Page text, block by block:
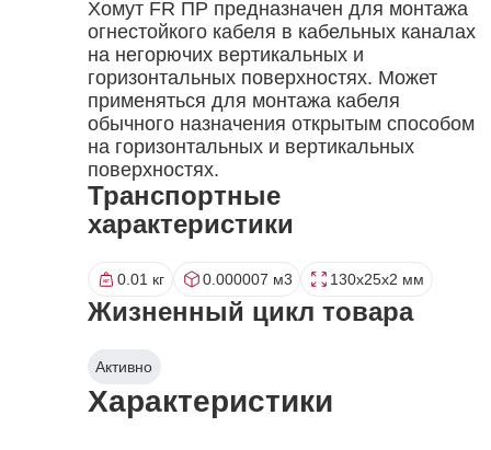
Хомут FR ПР предназначен для монтажа
огнестойкого кабеля в кабельных каналах
на негорючих вертикальных и
горизонтальных поверхностях. Может
применяться для монтажа кабеля
обычного назначения открытым способом
на горизонтальных и вертикальных
поверхностях.
Транспортные
характеристики
0.01 кг 0.000007 м3 130x25x2 мм
Жизненный цикл товара
Активно
Характеристики